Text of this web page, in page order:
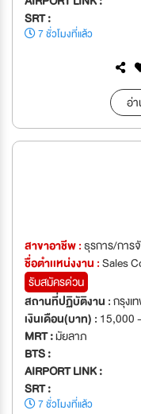
SRT :
7 ชั่วโมงที่แล้ว
อ่
สาขาอาชีพ :ธุรการ/การ
ชื่อตำเเหน่งงาน :Sales
รับสมัครด่วน
สถานที่ปฏิบัติงาน :กรุงเ
เงินเดือน(บาท) : 15,000
MRT :มัยลาภ
BTS :
AIRPORT LINK :
SRT :
7 ชั่วโมงที่แล้ว